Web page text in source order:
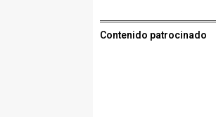
Contenido patrocinado